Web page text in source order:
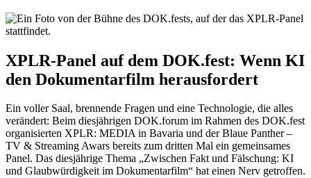
XPLR-Panel auf dem DOK.fest: Wenn KI
den Dokumentarfilm herausfordert
Ein voller Saal, brennende Fragen und eine Technologie, die alles
verändert: Beim diesjährigen DOK.forum im Rahmen des DOK.fest
organisierten XPLR: MEDIA in Bavaria und der Blaue Panther –
TV & Streaming Awars bereits zum dritten Mal ein gemeinsames
Panel. Das diesjährige Thema „Zwischen Fakt und Fälschung: KI
und Glaubwürdigkeit im Dokumentarfilm“ hat einen Nerv getroffen.